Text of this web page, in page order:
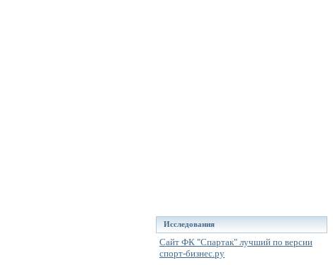
Исследования
Сайт ФК "Спартак" лучший по версии
спорт-бизнес.ру